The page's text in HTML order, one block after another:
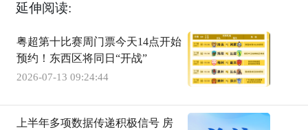
延伸阅读:
粤超第十比赛周门票今天14点开始
预约！东西区将同日“开战”
2026-07-13 09:24:44
上半年多项数据传递积极信号 房